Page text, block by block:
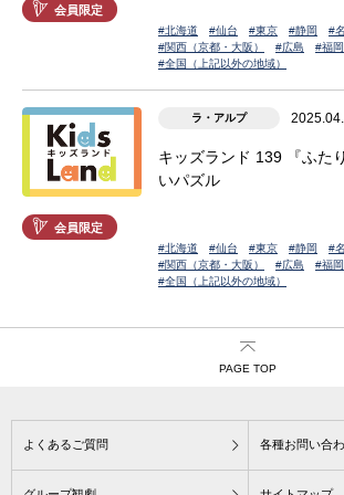
会員限定
#北海道 #仙台 #東京 #静岡
#
#関西（京都・大阪）
#広島
#福岡
#全国（上記以外の地域）
会員限定
ラ・アルプ
キッズランド 139 『ふた
いパズル
#北海道 #仙台 #東京 #静岡
#
#関西（京都・大阪）
#広島
#福岡
#全国（上記以外の地域）
PAGE TOP
よくあるご質問 各種お問い合